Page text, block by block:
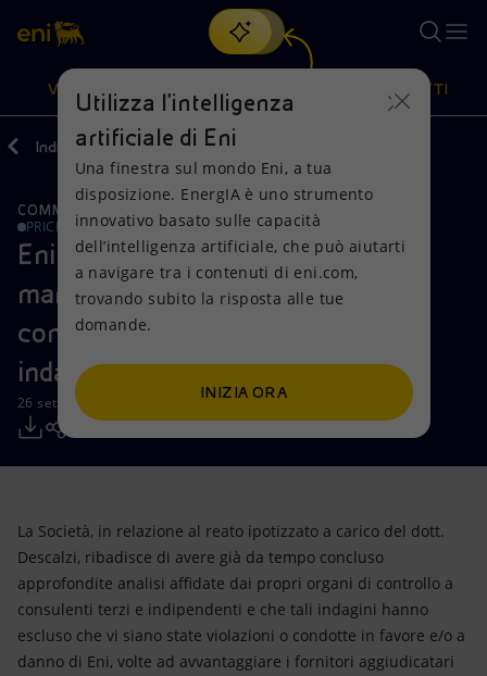
Cerca
scopri EnergIA, la nostra nuova soluzione di intelligenza
artificiale.
VISIONE
Visione
Mission e valori
Persone e Partnership
Net Zero
Modello satellitare
Innovazione
Scenari energetici
Azioni
Diversificazione energetica
Tecnologie per la transizione
Collaborazioni per l'innovazione
Attività nel mondo
PRODOTTI
Prodotti
Imprese
Mobilità
Indietro Media Comunicati Stampa
COMMENTI E PRECISAZIONI
PRICE SENSITIVE
Eni: attività Congo, società e
management respingono accuse di
condotte illecite supportati da
indagini indipendenti
26 settembre 2019 - 21:03 CEST
La Società, in relazione al reato ipotizzato a carico del dott.
Descalzi, ribadisce di avere già da tempo concluso
approfondite analisi affidate dai propri organi di controllo a
consulenti terzi e indipendenti e che tali indagini hanno
escluso che vi siano state violazioni o condotte in favore e/o a
danno di Eni, volte ad avvantaggiare i fornitori aggiudicatari
Utilizza l'intelligenza
artificiale di Eni
Una finestra sul mondo Eni, a tua
disposizione. EnergIA è uno strumento
innovativo basato sulle capacità
dell’intelligenza artificiale, che può aiutarti
a navigare tra i contenuti di eni.com,
trovando subito la risposta alle tue
domande.
INIZIA ORA